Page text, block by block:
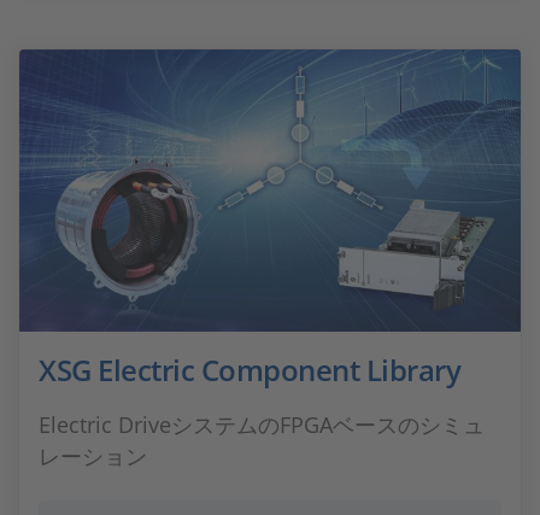
XSG Electric Component Library
Electric DriveシステムのFPGAベースのシミュ
レーション